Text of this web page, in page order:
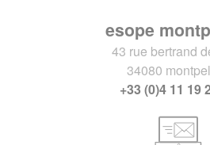
esope
43 rue bertrand
34080
+33 (0)4 11 19